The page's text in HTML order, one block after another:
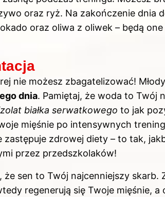
oraz ryż. Na zakończenie dnia
oraz oliwa z oliwek – będą
nie możesz zbagatelizować!
dnia. Pamiętaj, że woda to Twój
białka serwatkowego to jak
mięśnie po intensywnych
zastępuje zdrowej diety – to tak,
przez przedszkolaków!
sen to Twój najcenniejszy skarb.
regenerują się Twoje mięśnie, a